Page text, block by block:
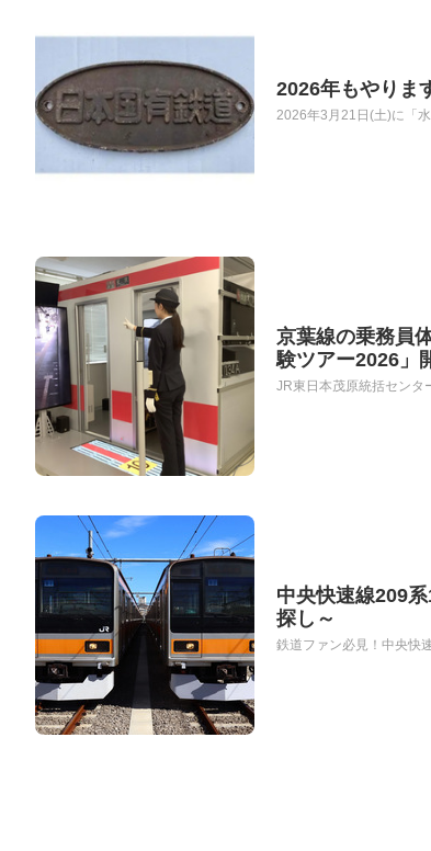
2026年もやりま
2026年3月21日(土)に「
京葉線の乗務員
験ツアー2026」
JR東日本茂原統括センタ
中央快速線209
探し～
鉄道ファン必見！中央快